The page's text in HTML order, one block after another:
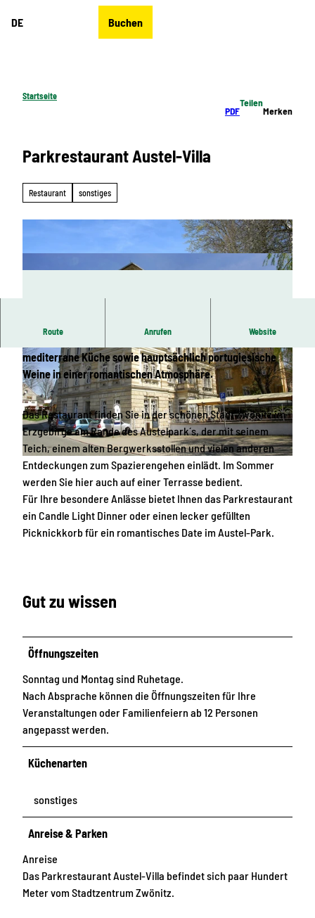
DE Buchen
Startseite
PDF
Teilen
Merken
Parkrestaurant Austel-Villa
Restaurant sonstiges
© Corinna Bergelt, Greifensteinregion |CC-BY-ND
© Stadt Zwönitz
Route Anrufen Website
mediterrane Küche sowie hauptsächlich portugiesische
Weine in einer romantischen Atmosphäre.
Das Restaurant finden Sie in der schönen Stadt Zwönitz im
Erzgebirge am Rande des Austelpark´s, der mit seinem
Teich, einem alten Bergwerksstollen und vielen anderen
Entdeckungen zum Spazierengehen einlädt. Im Sommer
werden Sie hier auch auf einer Terrasse bedient.
Für Ihre besondere Anlässe bietet Ihnen das Parkrestaurant
ein Candle Light Dinner oder einen lecker gefüllten
Picknickkorb für ein romantisches Date im Austel-Park.
Gut zu wissen
Öffnungszeiten
Sonntag und Montag sind Ruhetage.
Nach Absprache können die Öffnungszeiten für Ihre
Veranstaltungen oder Familienfeiern ab 12 Personen
angepasst werden.
Küchenarten
sonstiges
Anreise & Parken
Anreise
Das Parkrestaurant Austel-Villa befindet sich paar Hundert
Meter vom Stadtzentrum Zwönitz.